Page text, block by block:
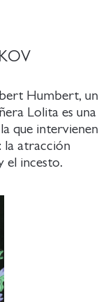
Humbert, un
Lolita es una
que intervienen
la atracción
el incesto.